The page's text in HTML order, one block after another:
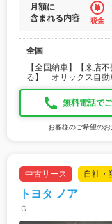
月額に
含まれる内容
税金
全国
【全国納車】【来店
る】 オリックス自動
無料電話で
お客様のご希望の
中古リース 自社・
トヨタ ノア
Ｇ